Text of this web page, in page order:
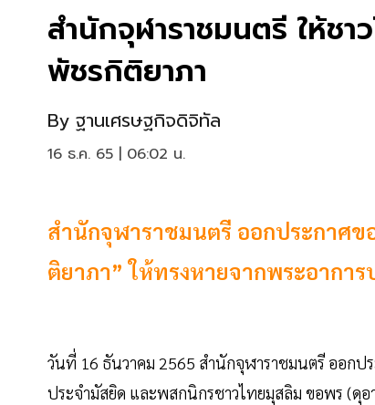
สำนักจุฬาราชมนตรี ให้ช
พัชรกิติยาภา
By ฐานเศรษฐกิจดิจิทัล
16 ธ.ค. 65 | 06:02 น.
สำนักจุฬาราชมนตรี ออกประกาศ
ติยาภา” ให้ทรงหายจากพระอากา
วันที่ 16 ธันวาคม 2565 สำนักจุฬาราชมนตรี ออกป
ประจำมัสยิด และพสกนิกรชาวไทยมุสลิม ขอพร (ดุอ